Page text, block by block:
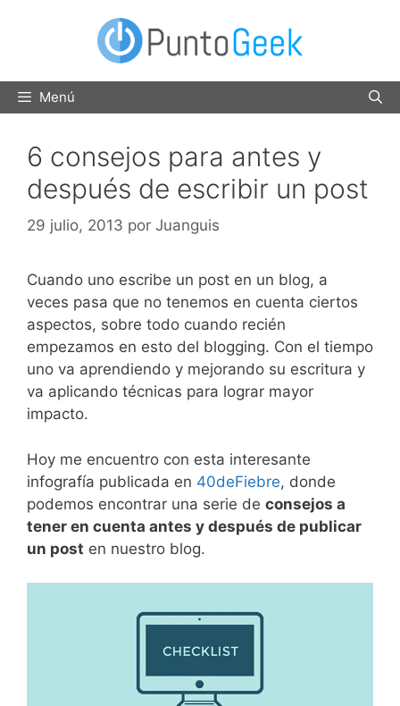
Menú
6 consejos para antes y
después de escribir un post
29 julio, 2013 por Juanguis
Cuando uno escribe un post en un blog, a
veces pasa que no tenemos en cuenta ciertos
aspectos, sobre todo cuando recién
empezamos en esto del blogging. Con el tiempo
uno va aprendiendo y mejorando su escritura y
va aplicando técnicas para lograr mayor
impacto.
Hoy me encuentro con esta interesante
infografía publicada en 40deFiebre, donde
podemos encontrar una serie de consejos a
tener en cuenta antes y después de publicar
un post en nuestro blog.